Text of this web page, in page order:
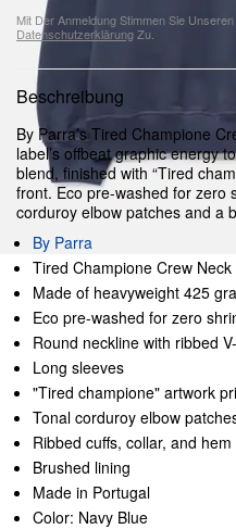
Mit Der Anmeldung Stimmen Sie Unseren
DatenschutzerklärungZu.
Beschreibung
By Parra’s Tired Champione
label’s offbeat graphic energy
blend, finished with “Tired
front. Eco pre-washed for zero
corduroy elbow patches and a
By Parra
Tired Champione Crew
Made of heavyweight 425
Eco pre-washed for zero
Round neckline with ribbed
Long sleeves
"Tired champione" artwork
Tonal corduroy elbow
Ribbed cuffs, collar, and hem
Brushed lining
Made in Portugal
Color: Navy Blue